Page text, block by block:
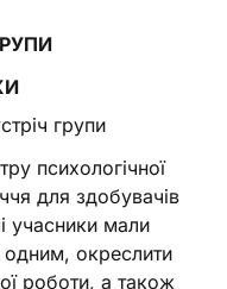
групи
психологічної
для здобувачів
учасники мали
окреслити
роботи, а також